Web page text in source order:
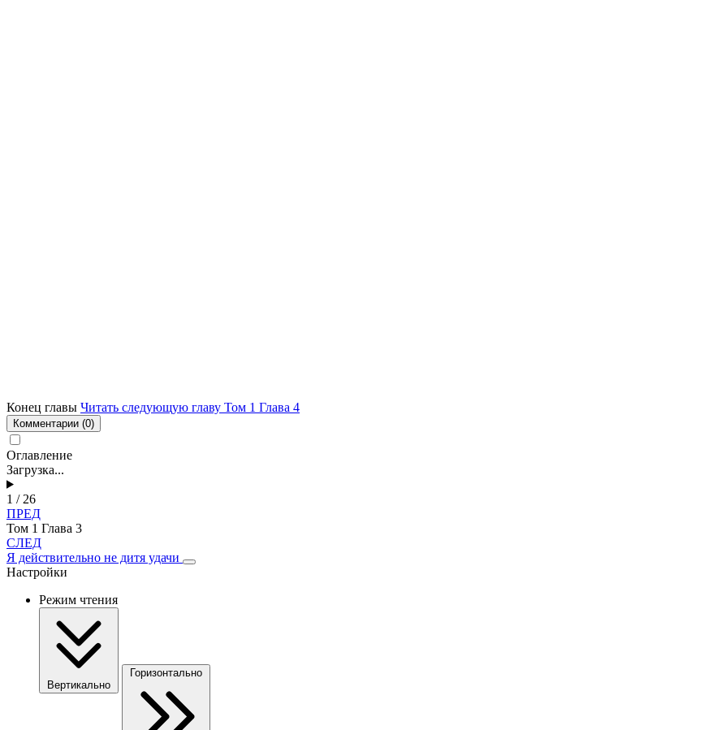
Конец главы Читать следующую главу Том 1 Глава 4
Комментарии (0)
Оглавление
Загрузка...
1 / 26
ПРЕД
Том 1 Глава 3
СЛЕД
Я действительно не дитя удачи
Настройки
Режим чтения
Вертикально
Горизонтально